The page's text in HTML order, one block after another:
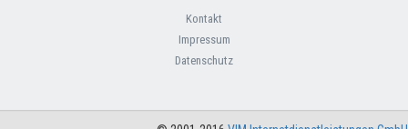
Kontakt
Impressum
Datenschutz